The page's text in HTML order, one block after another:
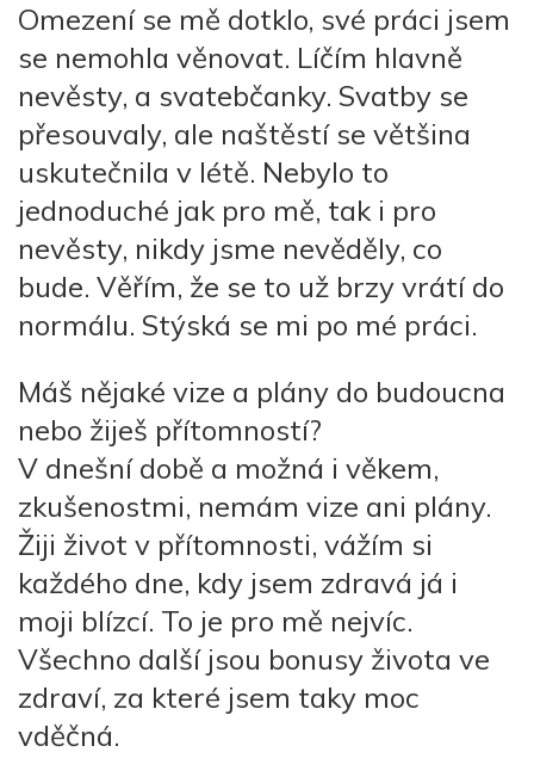
Omezení se mě dotklo, své práci jsem
se nemohla věnovat. Líčím hlavně
nevěsty, a svatebčanky. Svatby se
přesouvaly, ale naštěstí se většina
uskutečnila v létě. Nebylo to
jednoduché jak pro mě, tak i pro
nevěsty, nikdy jsme nevěděly, co
bude. Věřím, že se to už brzy vrátí do
normálu. Stýská se mi po mé práci.
Máš nějaké vize a plány do budoucna
nebo žiješ přítomností?
V dnešní době a možná i věkem,
zkušenostmi, nemám vize ani plány.
Žiji život v přítomnosti, vážím si
každého dne, kdy jsem zdravá já i
moji blízcí. To je pro mě nejvíc.
Všechno další jsou bonusy života ve
zdraví, za které jsem taky moc
vděčná.